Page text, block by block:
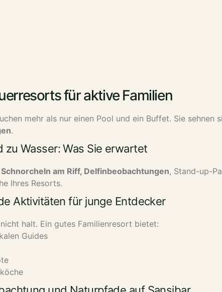
für aktive Familien
mehr als nur einen Pool und ein Buffet. Sie sehnen
.
Wasser: Was Sie erwartet
Schnorcheln am Riff, Delfinbeobachtungen, Stand-up-
Ihres Resorts.
Aktivitäten für junge Entdecker
halt. Ein gutes Familienresort bietet:
Guides